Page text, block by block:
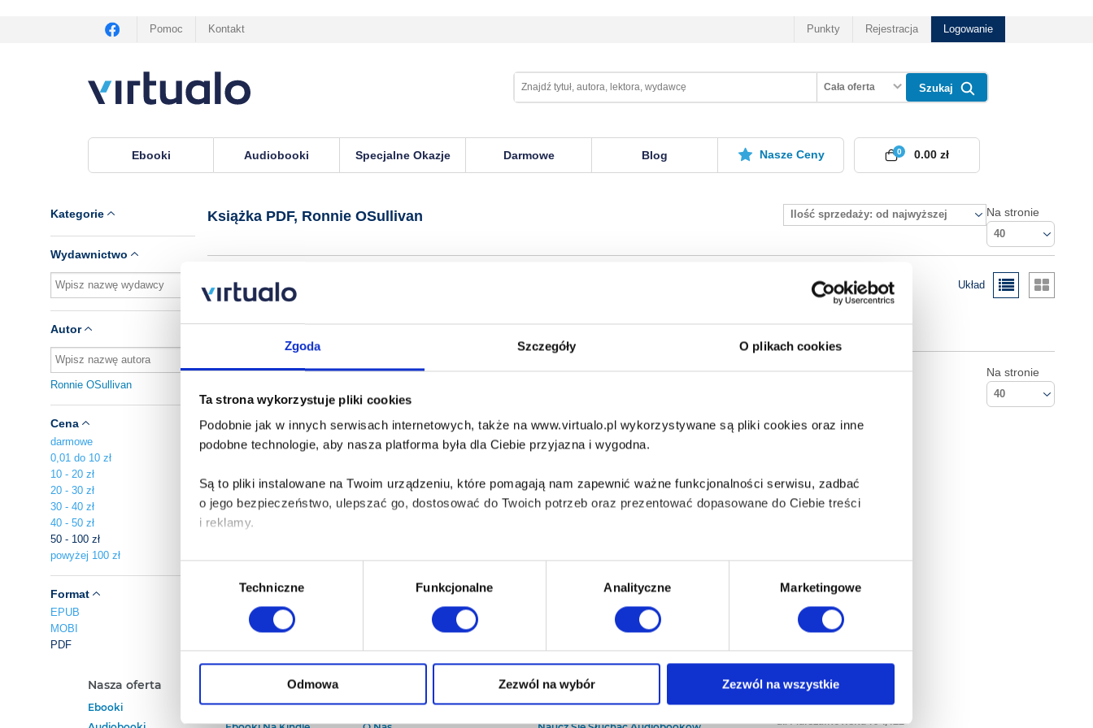
Zgoda Szczegóły O plikach cookies
Ta strona wykorzystuje pliki cookies
Podobnie jak w innych serwisach internetowych, także na www.virtualo.pl wykorzystywane są pliki cookies oraz inne
podobne technologie, aby nasza platforma była dla Ciebie przyjazna i wygodna.
Są to pliki instalowane na Twoim urządzeniu, które pomagają nam zapewnić ważne funkcjonalności serwisu, zadbać
o jego bezpieczeństwo, ulepszać go, dostosować do Twoich potrzeb oraz prezentować dopasowane do Ciebie treści
i reklamy.
Poza plikami, które są nam niezbędne do prawidłowego i bezpiecznego działania serwisu - są także takie, które wymagają
Twojej zgody.
Każda udzielona zgoda poprawi Twoje doświadczenia jeśli jesteś naszym Użytkownikiem.
Techniczne Funkcjonalne Analityczne Marketingowe
Odmowa Zezwól na wybór Zezwól na wszystkie
Pomoc Kontakt Punkty Rejestracja Logowanie
Cała oferta Szukaj
Ebooki Audiobooki Specjalne Okazje Darmowe Blog Nasze Ceny 0
0.00 zł
Kategorie
Wydawnictwo
Autor
Ronnie OSullivan
Cena
darmowe
0,01 do 10 zł
10 - 20 zł
20 - 30 zł
30 - 40 zł
40 - 50 zł
50 - 100 zł
powyżej 100 zł
Format
EPUB
MOBI
PDF
Książka PDF, Ronnie OSullivan Ilość sprzedaży: od najwyższej Na stronie
40
Układ
Brak pozycji.
Na stronie
40
Nasza oferta
Ebooki
Polecamy
Darmowe Ebooki
Kontakt
Baza wiedzy
Który Format Ebooka Wybrać?
Kontakt
Empik S.A
ul. Marszałkowska 104/122